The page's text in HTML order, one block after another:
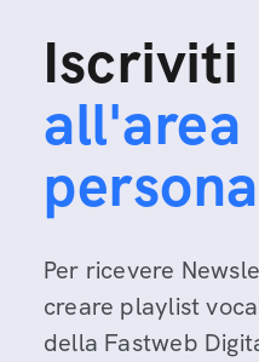
Iscriviti
all'area
Per ricevere
creare playlist
della Fastweb